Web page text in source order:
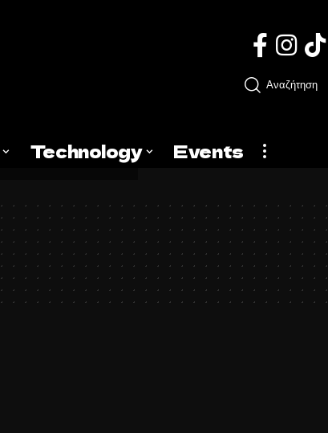
Αναζήτηση
Technology Events